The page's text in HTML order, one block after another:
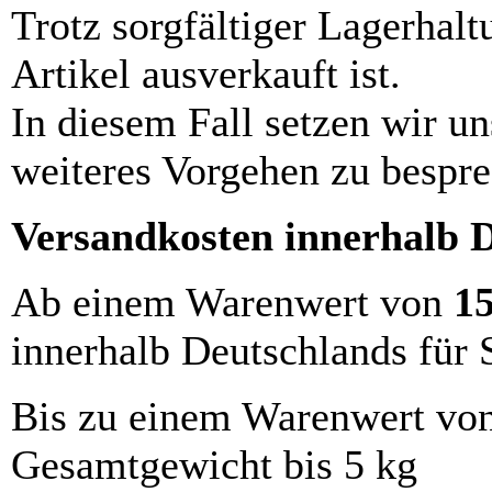
Trotz sorgfältiger
Artikel ausverkauft ist.
In diesem Fall setzen wir
weiteres Vorgehen zu
Versandkosten innerhalb
Ab einem Warenwert von
innerhalb Deutschlands für
Bis zu einem Warenwert
Gesamtgewicht bis 5 kg